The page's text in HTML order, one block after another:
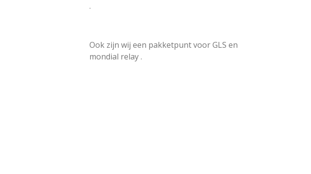
.
Ook zijn wij een pakketpunt voor GLS en
mondial relay .